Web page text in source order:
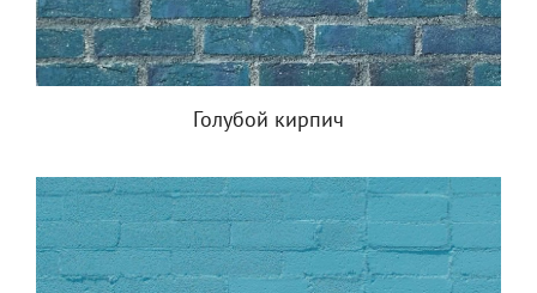
Голубой кирпич